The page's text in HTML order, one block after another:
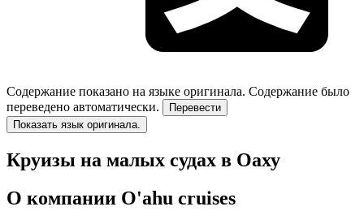
Содержание показано на языке оригинала. Содержание было
переведено автоматически.
Перевести
Показать язык оригинала.
Круизы на малых судах в Оаху
О компании O'ahu cruises